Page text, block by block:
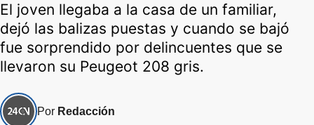
El joven llegaba a la casa de un familiar,
dejó las balizas puestas y cuando se bajó
fue sorprendido por delincuentes que se
llevaron su Peugeot 208 gris.
Por Redacción